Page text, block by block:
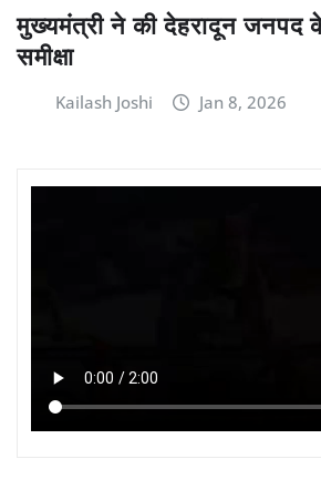
मुख्यमंत्री ने की देहरादून जनपद
समीक्षा
Kailash Joshi Jan 8, 2026